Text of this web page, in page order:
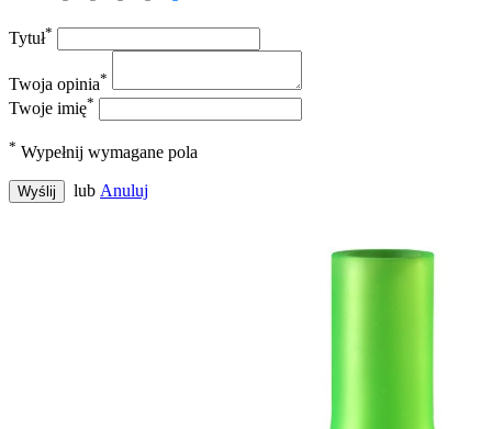
Tytuł*
Twoja opinia*
Twoje imię*
* Wypełnij wymagane pola
Wyślij lub Anuluj